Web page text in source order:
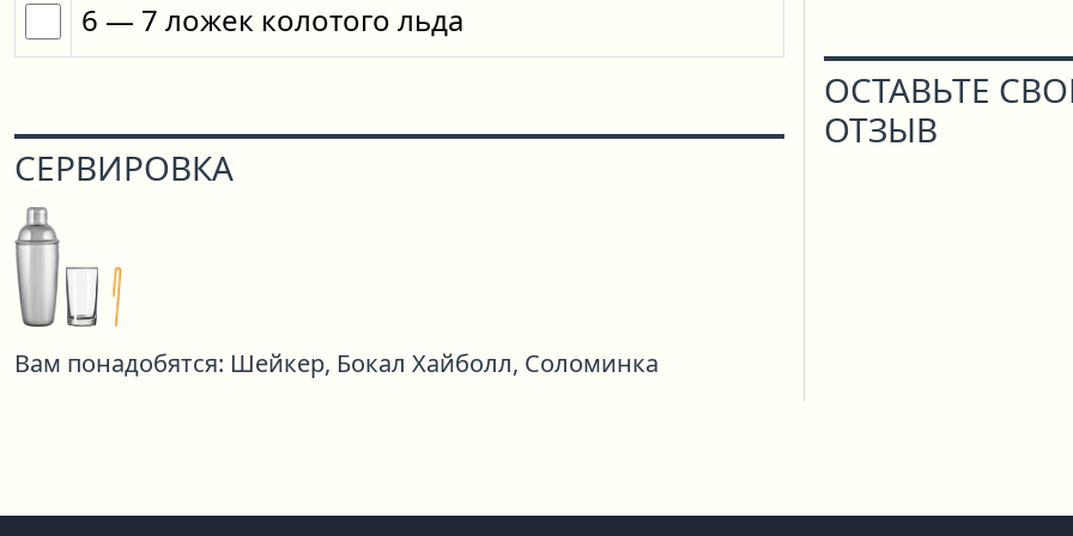
6 — 7 ложек колотого льда
СЕРВИРОВКА
Вам понадобятся: Шейкер, Бокал Хайболл, Соломинка
ОСТАВЬТЕ
ОТЗЫВ